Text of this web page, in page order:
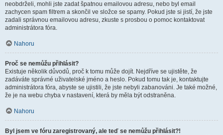
neobdrželi, mohli jste zadat špatnou emailovou adresu, nebo byl email
zachycen spam filtrem a skončil ve složce se spamy. Pokud jste si jistí, že jste
zadali správnou emailovou adresu, zkuste s prosbou o pomoc kontaktovat
administrátora fóra.
Nahoru
Proč se nemůžu přihlásit?
Existuje několik důvodů, proč k tomu může dojít. Nejdříve se ujistěte, že
zadáváte správné uživatelské jméno a heslo. Pokud tomu tak je, kontaktujte
administrátora fóra, abyste se ujistili, že jste nebyli zabanováni. Je také možné,
že je na webu chyba v nastavení, která by měla být odstraněna.
Nahoru
Byl jsem ve fóru zaregistrovaný, ale teď se nemůžu přihlásit?!